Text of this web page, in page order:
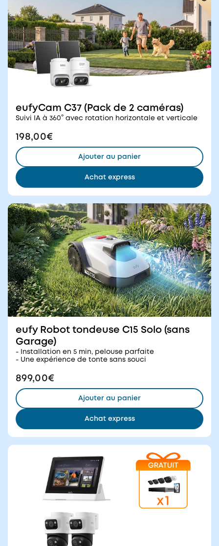
eufyCam C37 (Pack de 2 caméras)
Suivi IA à 360° avec rotation horizontale et verticale
198,00€
Ajouter au panier
Achat express
eufy Robot tondeuse C15 Solo (sans
Garage)
- Installation en 5 min, pelouse parfaite
- Une expérience de tonte sans souci
899,00€
Ajouter au panier
Achat express